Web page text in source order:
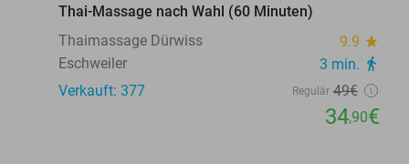
Thai-Massage nach Wahl (60 Minuten)
Thaimassage Dürwiss
9.9 star
Eschweiler 3 min. directions_walk
Verkauft: 377 Regulär 49€
34,90€